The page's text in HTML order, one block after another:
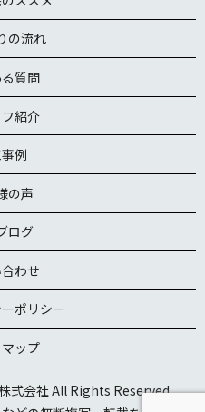
の流れ
質問
紹介
例
の声
ログ
わせ
ポリシー
ップ
式会社 All Rights Reserved.